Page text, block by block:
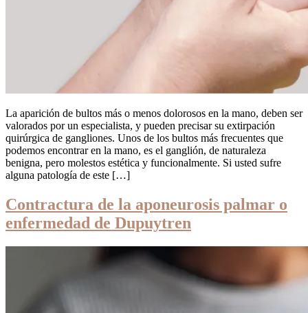
La aparición de bultos más o menos dolorosos en la mano, deben ser
valorados por un especialista, y pueden precisar su extirpación
quirúrgica de gangliones. Unos de los bultos más frecuentes que
podemos encontrar en la mano, es el ganglión, de naturaleza
benigna, pero molestos estética y funcionalmente. Si usted sufre
alguna patología de este […]
Contractura de la aponeurosis palmar o
enfermedad de Dupuytren